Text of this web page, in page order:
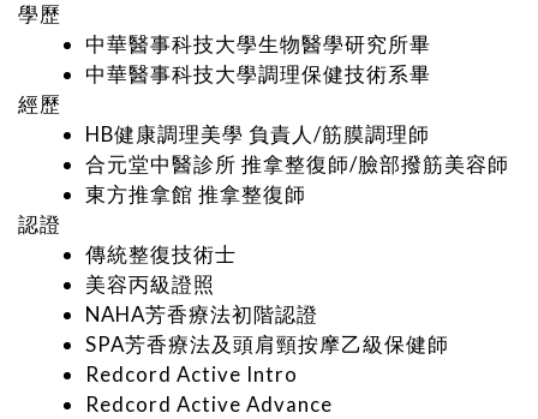
學歷
中華醫事科技大學生物醫學研究所畢
中華醫事科技大學調理保健技術系畢
經歷
HB健康調理美學 負責人/筋膜調理師
合元堂中醫診所 推拿整復師/臉部撥筋美容師
東方推拿館 推拿整復師
認證
傳統整復技術士
美容丙級證照
NAHA芳香療法初階認證
SPA芳香療法及頭肩頸按摩乙級保健師
Redcord Active Intro
Redcord Active Advance